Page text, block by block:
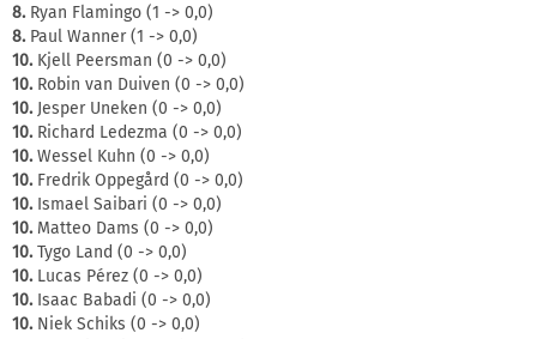
8.Ryan Flamingo (1 -> 0,0)
8.Paul Wanner (1 -> 0,0)
10.Kjell Peersman (0 -> 0,0)
10.Robin van Duiven (0 -> 0,0)
10.Jesper Uneken (0 -> 0,0)
10.Richard Ledezma (0 -> 0,0)
10.Wessel Kuhn (0 -> 0,0)
10.Fredrik Oppegård (0 -> 0,0)
10.Ismael Saibari (0 -> 0,0)
10.Matteo Dams (0 -> 0,0)
10.Tygo Land (0 -> 0,0)
10.Lucas Pérez (0 -> 0,0)
10.Isaac Babadi (0 -> 0,0)
10.Niek Schiks (0 -> 0,0)